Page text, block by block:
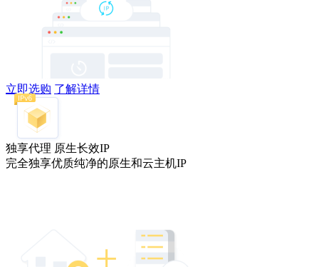
立即选购 了解详情
独享代理 原生长效IP
完全独享优质纯净的原生和云主机IP